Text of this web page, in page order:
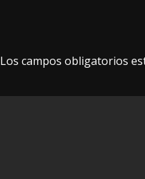
Los campos obligatorios